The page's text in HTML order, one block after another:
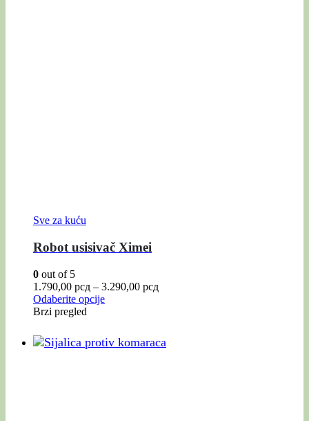
Sve za kuću
Robot usisivač Ximei
0 out of 5
1.790,00 рсд – 3.290,00 рсд
Odaberite opcije
Brzi pregled